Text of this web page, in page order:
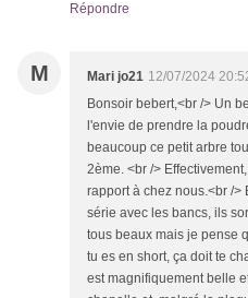
Répondre
M Mari jo21 12/07/2024
Bonsoir bebert,<br /> Un
l'envie de prendre la
beaucoup ce petit arbre
2ème. <br />
rapport à chez nous.<br /
série avec les bancs, ils
tous beaux mais je pense
tu es en short, ça doit te
est magnifiquement belle